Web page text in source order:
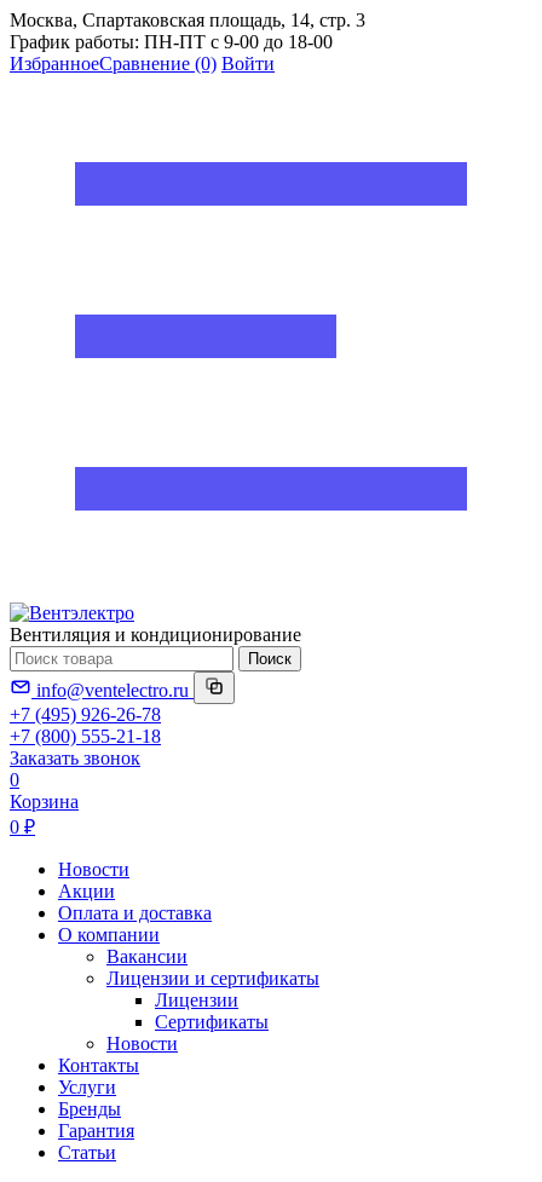
Москва, Спартаковская площадь, 14, стр. 3
График работы: ПН-ПТ с 9-00 до 18-00
ИзбранноеСравнение (0) Войти
Вентиляция и кондиционирование
Поиск
info@ventelectro.ru
+7 (495) 926-26-78
+7 (800) 555-21-18
Заказать звонок
0
Корзина
0 ₽
Новости
Акции
Оплата и доставка
О компании
Вакансии
Лицензии и сертификаты
Лицензии
Сертификаты
Новости
Контакты
Услуги
Бренды
Гарантия
Статьи